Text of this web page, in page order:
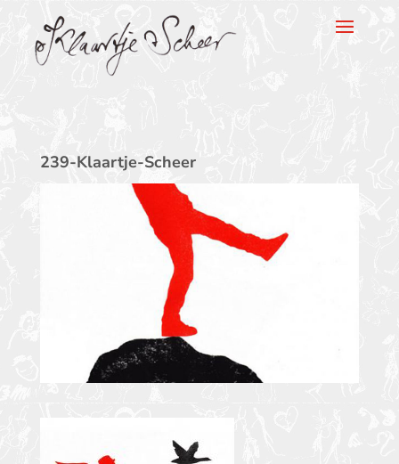
Klaartje Scheer
239-Klaartje-Scheer